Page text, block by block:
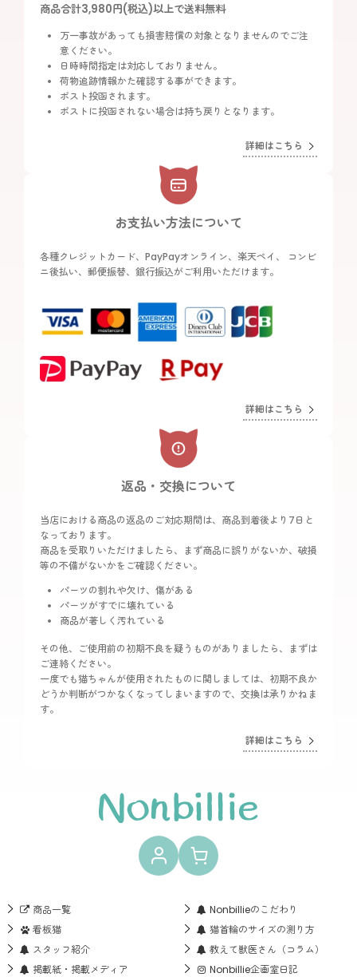
商品合計3,980円(税込)以上で送料無料
万一事故があっても損害賠償の対象となりませんのでご注
意ください。
日時時間指定は対応しておりません。
荷物追跡情報かた確認する事ができます。
ポスト投函されます。
ポストに投函されない場合は持ち戻りとなります。
詳細はこちら
お支払い方法について
各種クレジットカード、PayPayオンライン、楽天ペイ、 コンビ
ニ後払い、郵便振替、銀行振込がご利用いただけます。
詳細はこちら
返品・交換について
当店における商品の返品のご対応期間は、商品到着後より7日と
なっております。
商品を受取りいただけましたら、まず商品に誤りがないか、破損
等の不備がないかをご確認ください。
パーツの割れや欠け、傷がある
パーツがすでに壊れている
商品が著しく汚れている
その他、ご使用前の初期不良を疑うものがありましたら、まずは
ご連絡ください。
一度でも猫ちゃんが使用されたものに関しましては、初期不良か
どうか判断がつかなくなってしまいますので、交換は承りかねま
す。
詳細はこちら
商品一覧
Nonbillieのこだわり
看板猫
猫首輪のサイズの測り方
スタッフ紹介
教えて獣医さん（コラム）
掲載紙・掲載メディア
Nonbillie企画室日記